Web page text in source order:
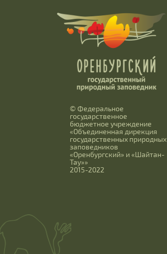
© Федеральное
государственное
бюджетное учреждение
«Объединенная дирекция
государственных природных
заповедников
«Оренбургский» и «Шайтан-
Тау»»
2015-2022